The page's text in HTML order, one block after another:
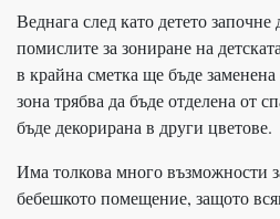
Веднага след като детето започне
помислите за зониране на
в крайна сметка ще бъде
зона трябва да бъде отделена от
бъде декорирана в други цветове.
Има толкова много възможности
бебешкото помещение, защото